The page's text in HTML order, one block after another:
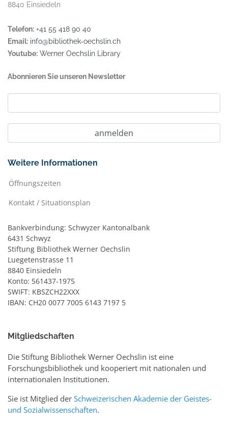
8840 Einsiedeln
Telefon: +41 55 418 90 40
Email: info@bibliothek-oechslin.ch
Youtube: Werner Oechslin Library
Abonnieren Sie unseren Newsletter
Weitere Informationen
Öffnungszeiten
Kontakt / Situationsplan
Bankverbindung: Schwyzer Kantonalbank
6431 Schwyz
Stiftung Bibliothek Werner Oechslin
Luegetenstrasse 11
8840 Einsiedeln
Konto: 561437-1975
SWIFT: KBSZCH22XXX
IBAN: CH20 0077 7005 6143 7197 5
Mitgliedschaften
Die Stiftung Bibliothek Werner Oechslin ist eine
Forschungsbibliothek und kooperiert mit nationalen und
internationalen Institutionen.
Sie ist Mitglied der Schweizerischen Akademie der Geistes-
und Sozialwissenschaften.